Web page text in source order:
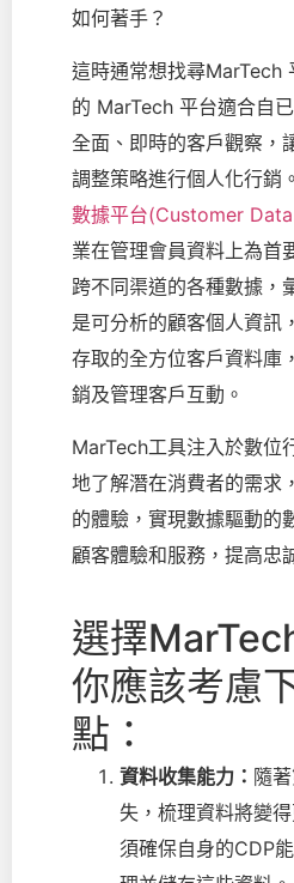
如何著手？
這時通常想找尋MarTech
的 MarTech 平台適合自
全面、即時的客戶觀察，
調整策略進行個人化行銷
數據平台(Customer
業在管理會員資料上為首
跨不同渠道的各種數據，
是可分析的顧客個人資訊
存取的全方位客戶資料庫
銷及管理客戶互動。
MarTech工具注入於數位
地了解潛在消費者的需求
的體驗， 實現數據驅動的
顧客體驗和服務，提高忠
選擇
你應該考慮
點：
資料收集能力： 隨
失，梳理資料將變
須確保自身的CDP